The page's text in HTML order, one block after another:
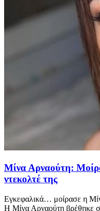
Μίνα Αρναούτη:
ντεκολτέ της
Εγκεφαλικά… μοίρασε η
Η Μίνα Αρναούτη βρέθηκε